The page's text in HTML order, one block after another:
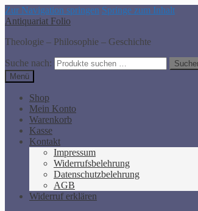
Zur Navigation springen Springe zum Inhalt
Antiquariat Folio
Theologie – Philosophie – Geschichte
Suche nach:
Menü
Shop
Mein Konto
Warenkorb
Kasse
Kontakt
Impressum
Widerrufsbelehrung
Datenschutzbelehrung
AGB
Widerruf erklären